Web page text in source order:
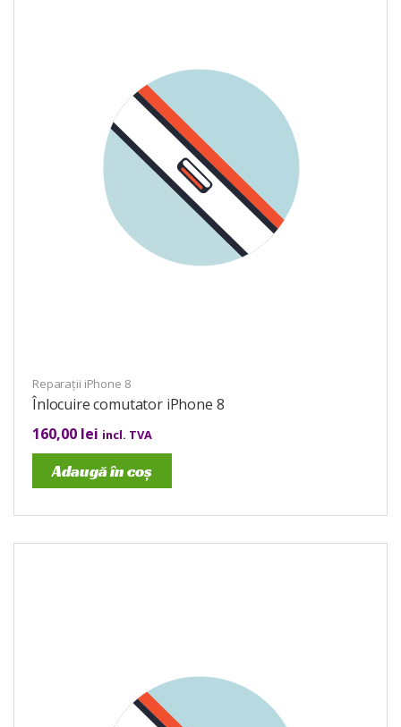
Reparații iPhone 8
Înlocuire comutator iPhone 8
160,00 lei incl. TVA
Adaugă în coș